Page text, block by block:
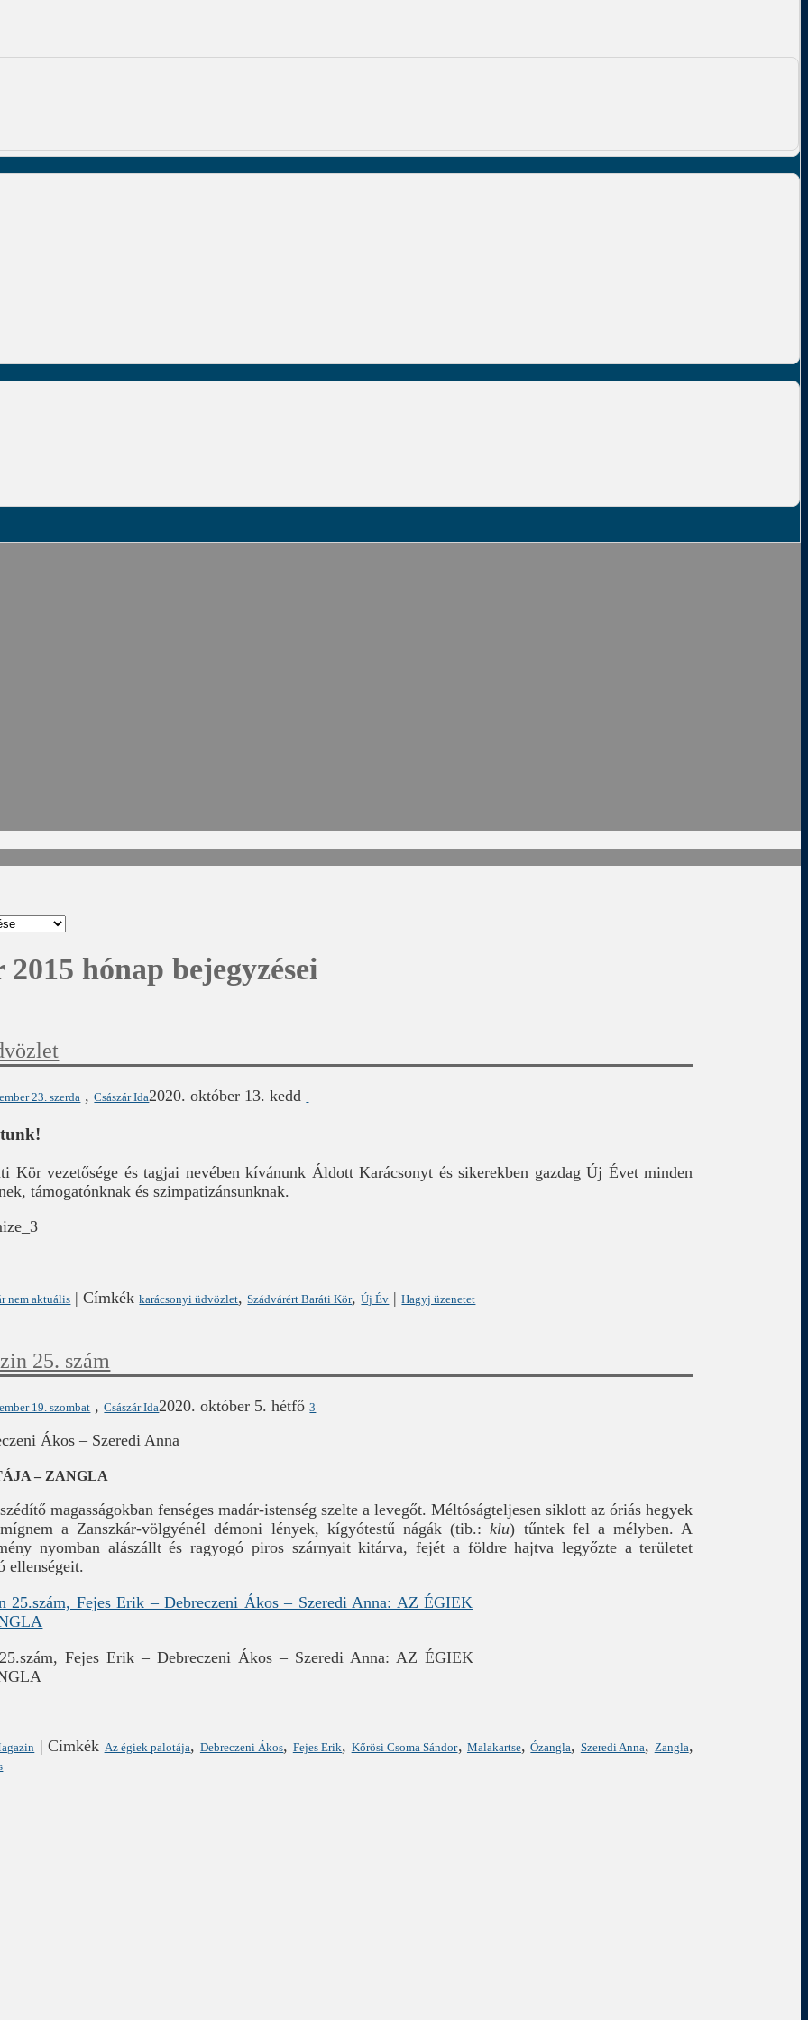
2015 hónap bejegyzései
23. szerda ,Császár Ida2020. október 13. kedd
Kör vezetősége és tagjai nevében kívánunk Áldott Karácsonyt és sikerekben gazdag Új Évet minden
támogatónknak és szimpatizánsunknak.
nem aktuális |Címkék karácsonyi üdvözlet,Szádvárért Baráti Kör,Új Év |Hagyj üzenetet
25. szám
19. szombat ,Császár Ida2020. október 5. hétfő 3
Ákos – Szeredi Anna
– ZANGLA
magasságokban fenséges madár-istenség szelte a levegőt. Méltóságteljesen siklott az óriás hegyek
a Zanszkár-völgyénél démoni lények, kígyótestű nágák (tib.:klu) tűntek fel a mélyben. A
nyomban alászállt és ragyogó piros szárnyait kitárva, fejét a földre hajtva legyőzte a területet
ellenségeit.
Fejes Erik – Debreczeni Ákos – Szeredi Anna: AZ ÉGIEK
|Címkék Az égiek palotája, Debreczeni Ákos, Fejes Erik, Kőrösi Csoma Sándor, Malakartse,Ózangla, Szeredi Anna, Zangla,